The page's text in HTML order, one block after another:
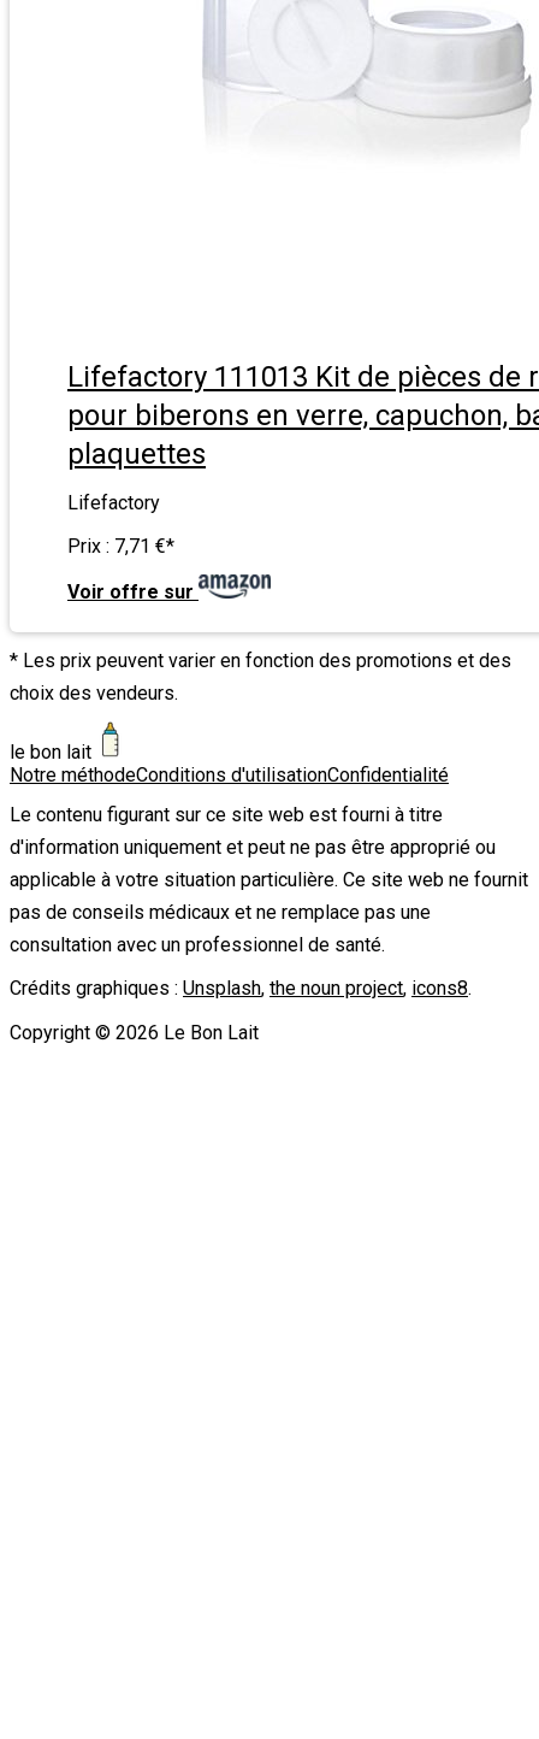
Lifefactory 111013 Kit de pièces de
pour biberons en verre, capuchon,
plaquettes
Lifefactory
Prix : 7,71 €*
Voir offre sur
* Les prix peuvent varier en fonction des promotions et des
choix des vendeurs.
le bon lait
Notre méthodeConditions d'utilisationConfidentialité
Le contenu figurant sur ce site web est fourni à titre
d'information uniquement et peut ne pas être approprié ou
applicable à votre situation particulière. Ce site web ne fournit
pas de conseils médicaux et ne remplace pas une
consultation avec un professionnel de santé.
Crédits graphiques : Unsplash, the noun project, icons8.
Copyright © 2026 Le Bon Lait